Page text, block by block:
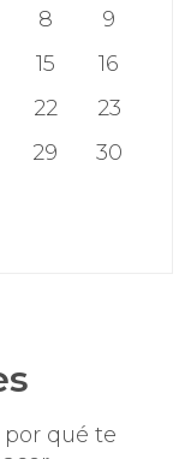
8
9
15
16
22
23
29
30
qué te